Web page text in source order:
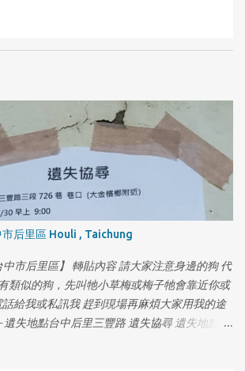
后里區 Houli , Taichung
中市后里區】 轉貼內容 請大家注意身邊的狗 代
類似的狗，先叫牠小草梅或梅子牠會靠近你或
給我或私訊我 趕到現場再麻煩大家用我的途
失地點台中后里三豐路 遺失協尋 遺失地點：